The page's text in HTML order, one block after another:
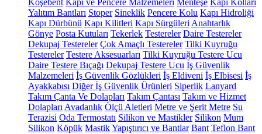
Köşebent Kapı ve Pencere Malzemeleri Menteşe Kapı Kolları
Yalıtım Bantları Stoper Sineklik Pencere Kolu Kapı Hidroliği
Kapı Dürbünü Kapı Kilitleri Kapı Sürgüleri Anahtarlık
Gönye Posta Kutuları Tekerlek Testereler Daire Testereler
Dekupaj Testereler Çok Amaçlı Testereler Tilki Kuyruğu
Testereler Testere Aksesuarları Tilki Kuyruğu Testere Ucu
Daire Testere Bıçağı Dekupaj Testere Ucu İş Güvenlik
Malzemeleri İş Güvenlik Gözlükleri İş Eldiveni İş Elbisesi İş
Ayakkabısı Diğer İş Güvenlik Ürünleri Siperlik Lanyard
Takım Çanta Ve Dolapları Takım Çantası Takım ve Hizmet
Dolapları Avadanlık Ölçü Aletleri Metre ve Şerit Metre Su
Terazisi Oda Termostatı Silikon ve Mastikler Silikon Mum
Silikon Köpük MastikYapıştırıcı ve Bantlar Bant Teflon Bant